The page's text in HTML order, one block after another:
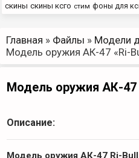
скины скины ксго стим фоны для
Главная » Файлы » Модели
Модель оружия АК-47 «Ri-
Модель оружия АК-47
Описание:
Модель оружия АК-47 Ri-Bull